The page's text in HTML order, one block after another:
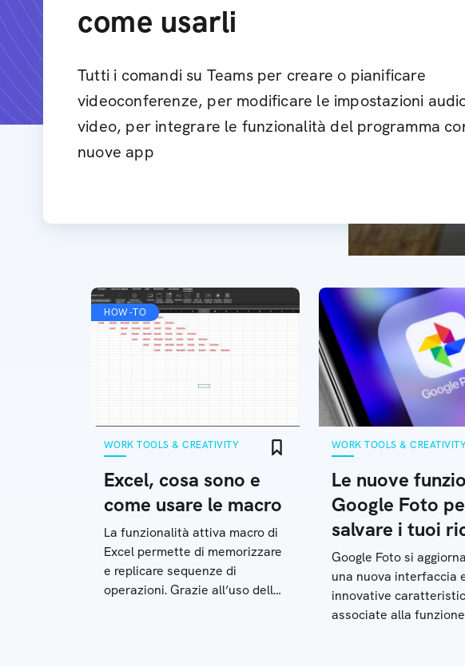
come usarli
Tutti i comandi su Teams per creare o pianificare
videoconferenze, per modificare le impostazioni
video, per integrare le funzionalità del programma
nuove app
HOW-TO
WORK TOOLS & CREATIVITY
Excel, cosa sono e
come usare le macro
La funzionalità attiva macro di
Excel permette di memorizzare
e replicare sequenze di
operazioni. Grazie all’uso delle
WORK TOOLS &
Le nuove
Google Foto
salvare i tuoi
Google Foto si
una nuova interfaccia
innovative
associate alla